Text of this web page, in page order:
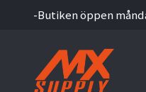
-Butiken öppen